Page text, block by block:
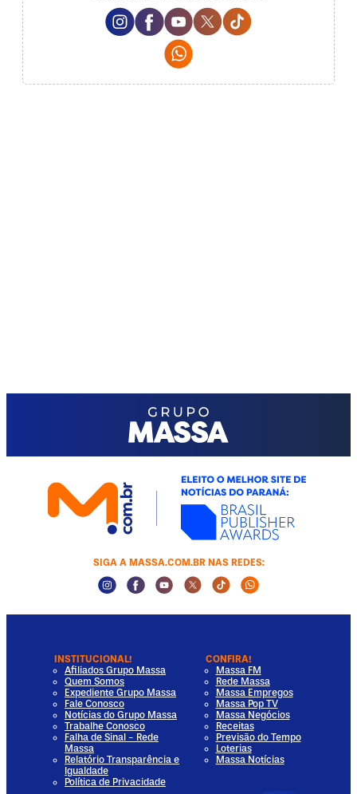
Instagram Social Media
Facebook Social Media
Youtube Social Media
Twitter Social Media
Tiktok Social
SIGA A MASSA.COM.BR NAS REDES:
Instagram Social Media
Facebook Social Media
Youtube Social Media
Twitter Social Media
Tiktok Social Media
Whatsapp
INSTITUCIONAL!
Afiliados Grupo Massa
Quem Somos
Expediente Grupo Massa
Fale Conosco
Notícias do Grupo Massa
Trabalhe Conosco
Falha de Sinal - Rede
Massa
Relatório Transparência e
Igualdade
Política de Privacidade
CONFIRA!
Massa FM
Rede Massa
Massa Empregos
Massa Pop TV
Massa Negócios
Receitas
Previsão do Tempo
Loterias
Massa Notícias